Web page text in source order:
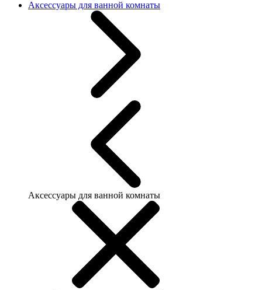
Аксессуары для ванной комнаты
Аксессуары для ванной комнаты